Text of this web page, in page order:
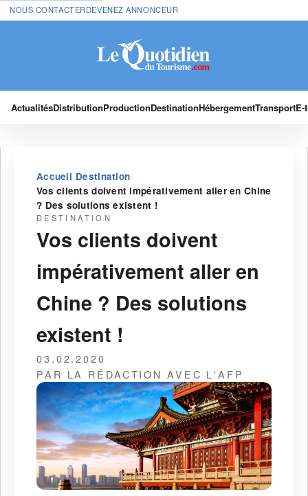
NOUS CONTACTERDEVENEZ ANNONCEUR
ActualitésDistributionProductionDestinationHébergementTransport
Accueil›Destination›
Vos clients doivent impérativement aller en Chine
? Des solutions existent !
DESTINATION
Vos clients doivent
impérativement aller en
Chine ? Des solutions
existent !
03.02.2020
PAR LA RÉDACTION AVEC L'AFP